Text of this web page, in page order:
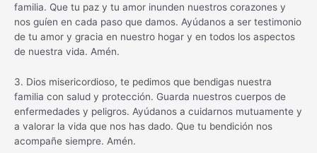
familia. Que tu paz y tu amor inunden nuestros corazones y
nos guíen en cada paso que damos. Ayúdanos a ser testimonio
de tu amor y gracia en nuestro hogar y en todos los aspectos
de nuestra vida. Amén.
3. Dios misericordioso, te pedimos que bendigas nuestra
familia con salud y protección. Guarda nuestros cuerpos de
enfermedades y peligros. Ayúdanos a cuidarnos mutuamente y
a valorar la vida que nos has dado. Que tu bendición nos
acompañe siempre. Amén.